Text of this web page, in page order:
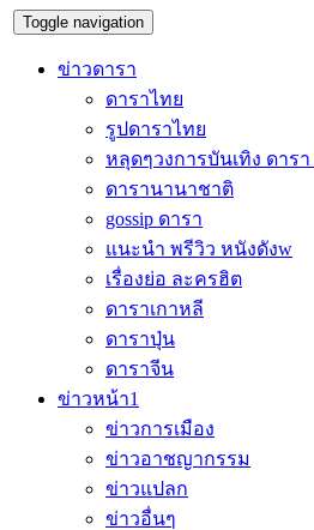
Toggle navigation
ข่าวดารา
ดาราไทย
รูปดาราไทย
หลุดๆวงการบันเทิง ดาร
ดารานานาชาติ
gossip ดารา
แนะนำ พรีวิว หนังดังw
เรื่องย่อ ละครฮิต
ดาราเกาหลี
ดาราปุ่น
ดาราจีน
ข่าวหน้า1
ข่าวการเมือง
ข่าวอาชญากรรม
ข่าวแปลก
ข่าวอื่นๆ